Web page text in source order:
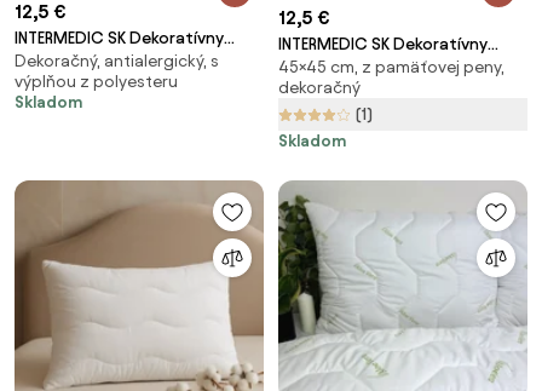
12,5 €
INTERMEDIC SK Dekoratívny
vankúš 3D 45x45 cm
Dekoračný, antialergický, s
výplňou z polyesteru
Skladom
12,5 €
INTERMEDIC SK Dekoratívny
vankúš Music 45x45 cm
45×45 cm, z pamäťovej peny,
dekoračný
(1)
Skladom